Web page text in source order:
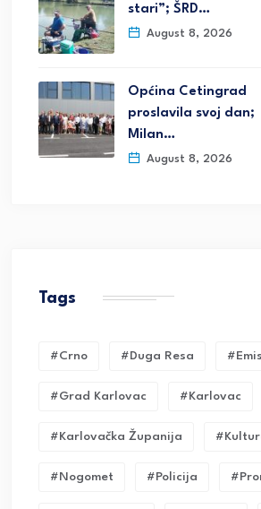
stari”; ŠRD…
August 8, 2026
Općina Cetingrad
proslavila svoj dan;
Milan…
August 8, 2026
Tags
#crno #duga Resa
#grad Karlovac #karlovac
#karlovačka Županija
#nogomet #policija